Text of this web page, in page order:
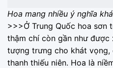
Hoa mang nhiều ý nghĩa
>>>Ở Trung Quốc hoa sơn
thậm chí còn gần như được
tượng trưng cho khát
thanh thiếu niên. Hoa là